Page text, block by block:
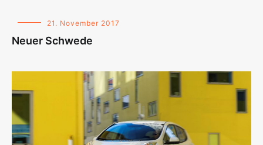
21. November 2017
Neuer Schwede